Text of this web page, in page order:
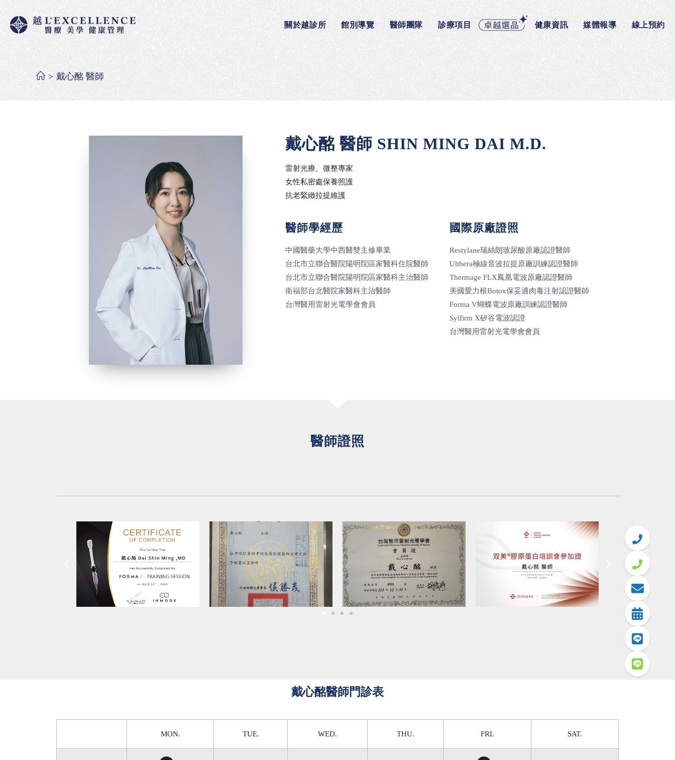
關於越診所 館別導覽 醫師團隊 診療項目 健康資訊 媒體報導 線上預約
> 戴心酩 醫師
戴心酩 醫師 SHIN MING DAI M.D.
雷射光療、微整專家
女性私密處保養照護
抗老緊緻拉提維護
醫師學經歷
中國醫藥大學中西醫雙主修畢業
台北市立聯合醫院陽明院區家醫科住院醫師
台北市立聯合醫院陽明院區家醫科主治醫師
衛福部台北醫院家醫科主治醫師
台灣醫用雷射光電學會會員
國際原廠證照
Restylane瑞絲朗玻尿酸原廠認證醫師
Ulthera極線音波拉提原廠訓練認證醫師
Thermage FLX鳳凰電波原廠認證醫師
美國愛力根Botox保妥適肉毒注射認證醫師
Forma V蝴蝶電波原廠訓練認證醫師
Sylfirm X矽谷電波認證
台灣醫用雷射光電學會會員
醫師證照
戴心酩醫師門診表
MON. TUE. WED. THU. FRI. SAT.